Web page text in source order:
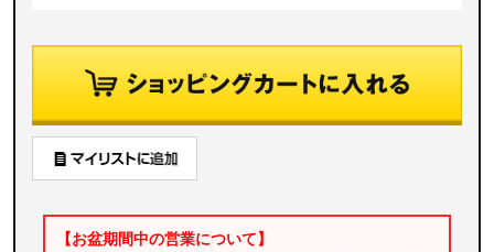
【お盆期間中の営業について】